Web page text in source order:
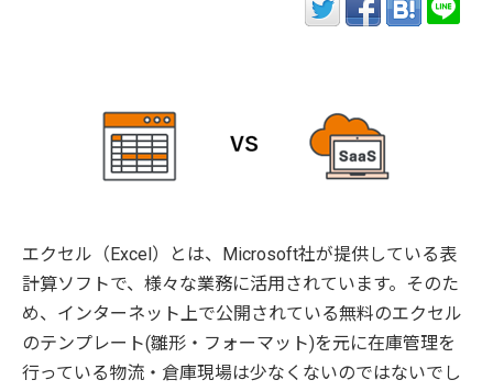
エクセル（Excel）とは、Microsoft社が提供している表
計算ソフトで、様々な業務に活用されています。そのた
め、インターネット上で公開されている無料のエクセル
のテンプレート(雛形・フォーマット)を元に在庫管理を
行っている物流・倉庫現場は少なくないのではないでし